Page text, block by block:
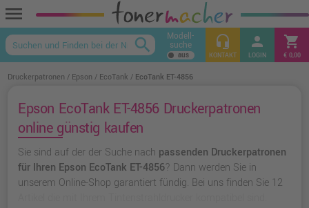
menu
keyboard_arrow_up
search Modell-
suche headset_mic
KONTAKT
person
LOGIN
shopping_cart
€ 0,00
Druckerpatronen Epson EcoTank EcoTank ET-4856
Epson EcoTank ET-4856 Druckerpatronen
online günstig kaufen
Sie sind auf der der Suche nach passenden Druckerpatronen
für Ihren Epson EcoTank ET-4856? Dann werden Sie in
unserem Online-Shop garantiert fündig. Bei uns finden Sie 12